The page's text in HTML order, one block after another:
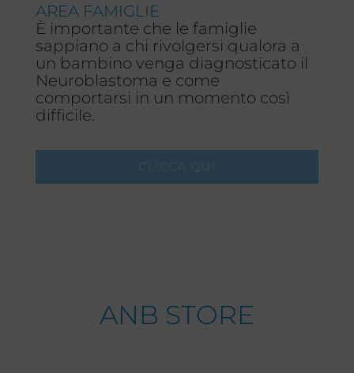
AREA FAMIGLIE
È importante che le famiglie
sappiano a chi rivolgersi qualora a
un bambino venga diagnosticato il
Neuroblastoma e come
comportarsi in un momento così
difficile.
CLICCA QUI
ANB STORE